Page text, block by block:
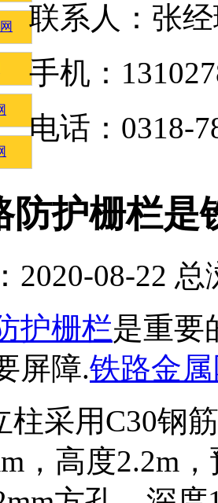
防护栅栏是
2020-08-22 总
护栅栏是重要
屏障.铁路金
柱采用C30钢
，高度2.2m
联系人：张
手机：
电话：0318-